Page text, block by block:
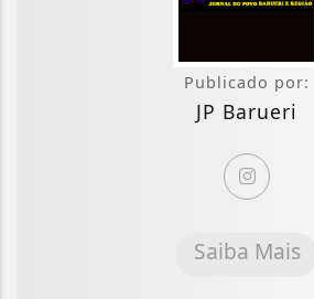
Publicado por:
JP Barueri
Saiba Mais